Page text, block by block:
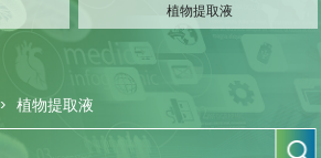
植物提取液
植物提取液